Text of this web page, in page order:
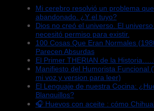
Mi cerebro resolvió un problema
abandonado. ¿Y el tuyo?
Dios no creó el universo. El
necesitó permiso para existir.
100 Cosas Que Eran Normales
Parecen Absurdas
El Primer THERIAN de la
Manifiesto del Humorista Funcional
mi voz y version para leer)
El Lenguaje de nuestra Cocina:
Blanquillos?
🎧 Huevos con aceite : cómo